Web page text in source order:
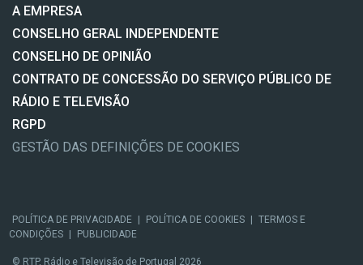
A EMPRESA
CONSELHO GERAL INDEPENDENTE
CONSELHO DE OPINIÃO
CONTRATO DE CONCESSÃO DO SERVIÇO PÚBLICO DE
RÁDIO E TELEVISÃO
RGPD
GESTÃO DAS DEFINIÇÕES DE COOKIES
POLÍTICA DE PRIVACIDADE POLÍTICA DE COOKIES
TERMOS E
CONDIÇÕES
PUBLICIDADE
© RTP, Rádio e Televisão de Portugal 2026